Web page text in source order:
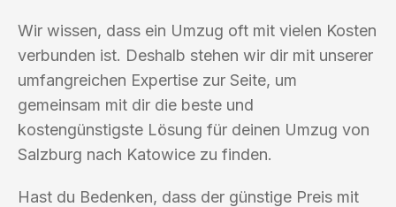
Wir wissen, dass ein Umzug oft mit vielen Kosten
verbunden ist. Deshalb stehen wir dir mit unserer
umfangreichen Expertise zur Seite, um
gemeinsam mit dir die beste und
kostengünstigste Lösung für deinen Umzug von
Salzburg nach Katowice zu finden.
Hast du Bedenken, dass der günstige Preis mit